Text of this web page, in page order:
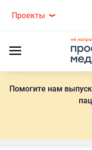
Помогите нам
Проекты